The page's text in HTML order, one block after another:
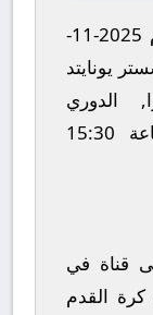
تترقب الجماهير مواجهة نارية اليوم 2025-11-
يونايتد
الدوري
تنطلق في تمام الساعة 15:30
قناة في
القدم